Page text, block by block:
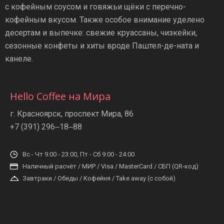
с кофейным соусом и говяжьи щёки с перечно-
кофейным вкусом. Также особое внимание уделено
десертам и выпечке: свежие круассаны, чизкейки,
сезонные конфеты и хиты вроде Паштел-де-ната и
канеле.
Hello Coffee на Мира
г. Красноярск, ​проспект Мира, 86
+7 (391) 296‒18‒88
Вс - Чт 9:00 - 23:00, Пт - Сб 9:00 - 24:00
Наличный расчёт / МИР / Visa / MasterCard / СБП (QR-код)
Завтраки / Обеды / Кофейня / Take away (с собой)